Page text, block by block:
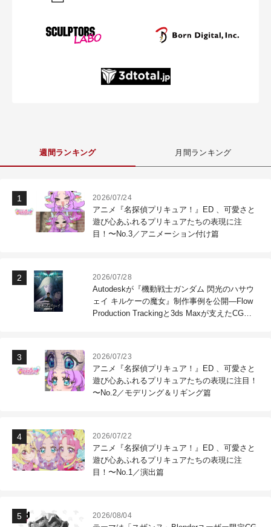
週間ランキング 月間ランキング
2026/07/24
アニメ『名探偵プリキュア！』ED 、可愛さと
遊び心あふれるプリキュアたちの表現に注
目！〜No.3／アニメーション付け篇
2026/07/28
Autodeskが『機動戦士ガンダム 閃光のハサウ
ェイ キルケーの魔女』制作事例を公開―Flow
Production Trackingと3ds Maxが支えたCG制
2026/07/23
アニメ『名探偵プリキュア！』ED 、可愛さと
遊び心あふれるプリキュアたちの表現に注目！
〜No.2／モデリング＆リギング篇
2026/07/22
アニメ『名探偵プリキュア！』ED 、可愛さと
遊び心あふれるプリキュアたちの表現に注
目！〜No.1／演出篇
2026/08/04